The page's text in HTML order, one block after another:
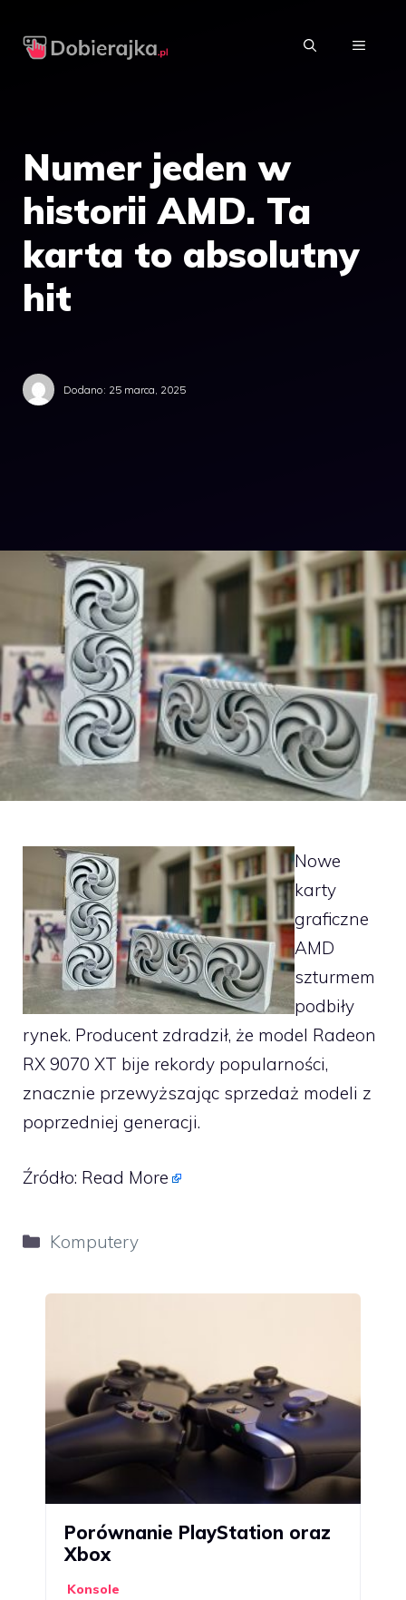
MENU
Numer jeden w
historii AMD. Ta
karta to absolutny
hit
Dodano: 25 marca, 2025
Nowe
karty
graficzne
AMD
szturmem
podbiły
rynek. Producent zdradził, że model Radeon
RX 9070 XT bije rekordy popularności,
znacznie przewyższając sprzedaż modeli z
poprzedniej generacji.
Źródło: Read More
Kategorie
Komputery
Porównanie PlayStation oraz
Xbox
Konsole